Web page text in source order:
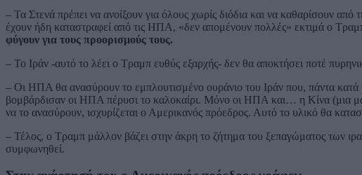
– Τα Στενά πρέπει να ανοίξουν για όλους χωρίς διόδια και να καθαρίσουν από
έχουν ήδη καταστραφεί από τις ΗΠΑ, «δεν απομένουν πολλές» εκτιμά ο
φύγουν για τους προορισμούς τους.
– Το Ιράν -αυτό το λέει ο Τραμπ ευθύς εξαρχής- δεν θα αποκτήσει ποτέ
– Οι ΗΠΑ θα ανασύρουν το εμπλουτισμένο ουράνιο του Ιράν που, πάντα κατά
βομβάρδισαν οι ΗΠΑ πέρυσι το καλοκαίρι. Μόνο οι ΗΠΑ και… η Κίνα (μια
να το ανασύρουν, ισχυρίζεται ο Αμερικανός πρόεδρος. Αυτό το υλικό θα
– Τέλος, ο Τραμπ μάλλον βάζει στην άκρη το ζήτημα του ξεπαγώματος των
συμφωνηθεί.